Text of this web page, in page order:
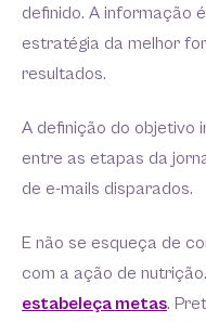
definido. A informação
estratégia da melhor
resultados.
A definição do objetivo
entre as etapas da
de e-mails disparados.
E não se esqueça de
com a ação de
estabeleça metas.